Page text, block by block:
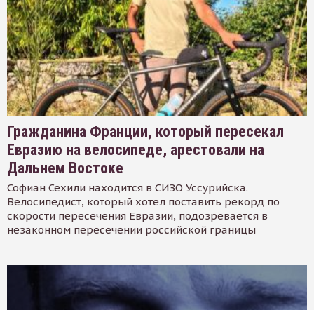
Гражданина Франции, который пересекал
Евразию на велосипеде, арестовали на
Дальнем Востоке
Софиан Сехили находится в СИЗО Уссурийска.
Велосипедист, который хотел поставить рекорд по
скорости пересечения Евразии, подозревается в
незаконном пересечении российской границы